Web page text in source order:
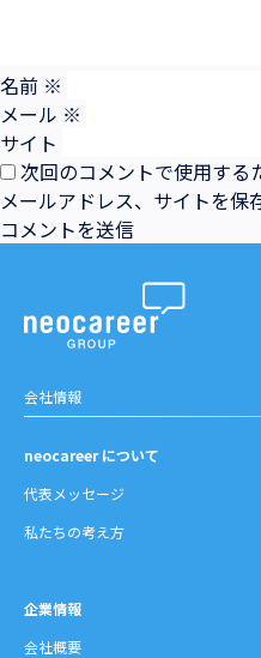
名前 ※
メール ※
サイト
次回のコメントで使用する
メールアドレス、サイトを保
会社情報
neocareer について
代表メッセージ
私たちの考え方
企業情報
会社概要